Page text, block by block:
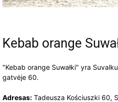
Kebab orange
"Kebab orange Suwałki" yra
gatvėje 60.
Adresas: Tadeusza Kościuszki 60,